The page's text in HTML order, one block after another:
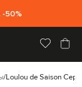
-50%
Loulou de Saison